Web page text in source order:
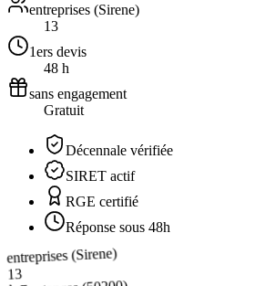
entreprises (Sirene)
13
1ers devis
48 h
sans engagement
Gratuit
Décennale vérifiée
SIRET actif
RGE certifié
Réponse sous 48h
entreprises (Sirene)
13